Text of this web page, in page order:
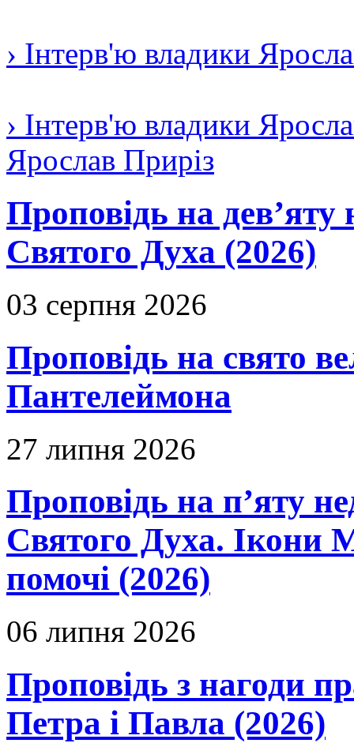
› Інтерв'ю владики
› Інтерв'ю владики
Ярослав Приріз
Проповідь на дев’яту
Святого Духа (2026)
03 серпня 2026
Проповідь на свято
Пантелеймона
27 липня 2026
Проповідь на п’яту
Святого Духа. Ікони
помочі (2026)
06 липня 2026
Проповідь з нагоди
Петра і Павла (2026)